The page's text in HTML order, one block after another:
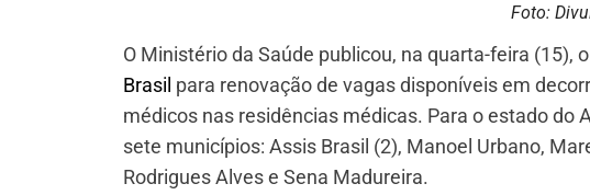
Foto:
O Ministério da Saúde publicou, na quarta-feira (15),
Brasil para renovação de vagas disponíveis em
médicos nas residências médicas. Para o estado do
sete municípios: Assis Brasil (2), Manoel Urbano,
Rodrigues Alves e Sena Madureira.